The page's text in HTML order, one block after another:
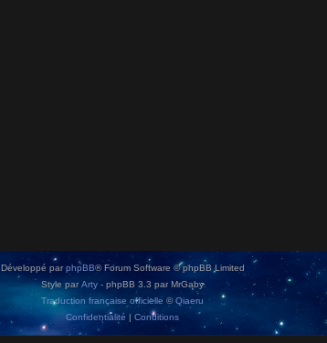
Développé parphpBB® Forum Software © phpBB Limited
Style par Arty - phpBB 3.3 par MrGaby
Traduction française officielle ©Qiaeru
Confidentialité | Conditions